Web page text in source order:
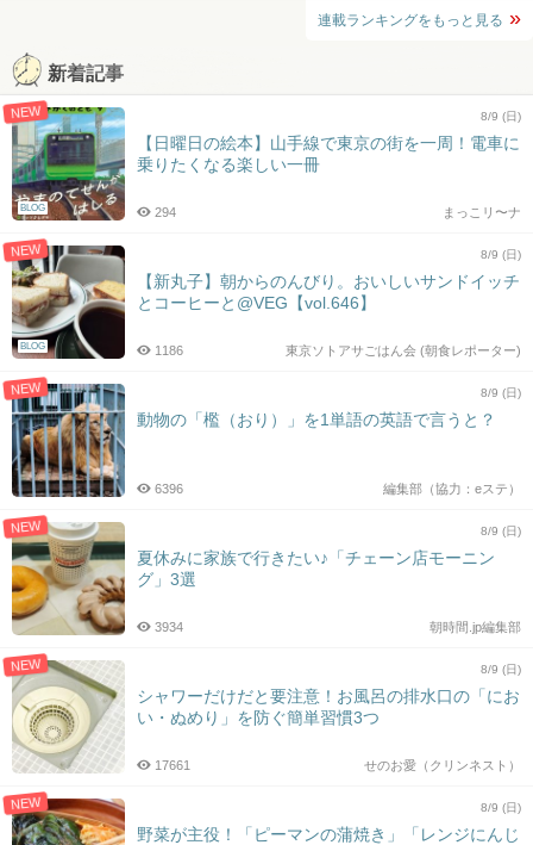
連載ランキングをもっと見る
新着記事
NEW
BLOG
8/9 (日)
【日曜日の絵本】山手線で東京の街を一周！電車に
乗りたくなる楽しい一冊
まっこリ〜ナ
294
NEW
BLOG
8/9 (日)
【新丸子】朝からのんびり。おいしいサンドイッチ
とコーヒーと@VEG【vol.646】
東京ソトアサごはん会 (朝食レポーター)
1186
NEW 8/9 (日)
動物の「檻（おり）」を1単語の英語で言うと？
編集部（協力：eステ）
6396
NEW 8/9 (日)
夏休みに家族で行きたい♪「チェーン店モーニン
グ」3選
朝時間.jp編集部
3934
NEW 8/9 (日)
シャワーだけだと要注意！お風呂の排水口の「にお
い・ぬめり」を防ぐ簡単習慣3つ
せのお愛（クリンネスト）
17661
NEW 8/9 (日)
野菜が主役！「ピーマンの蒲焼き」「レンジにんじ